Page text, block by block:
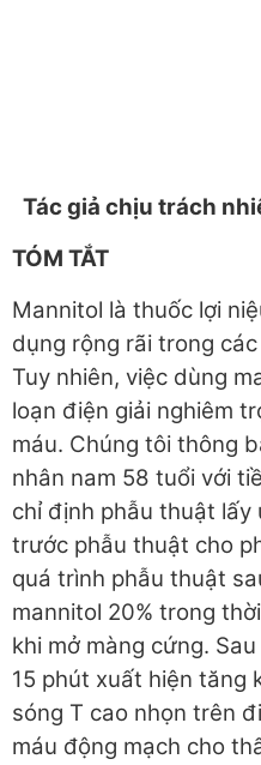
Tác giả chịu trách
TÓM TẮT
Mannitol là thuốc lợi
dụng rộng rãi trong
Tuy nhiên, việc dùng
loạn điện giải nghiêm
máu. Chúng tôi thông
nhân nam 58 tuổi với
chỉ định phẫu thuật lấy
trước phẫu thuật cho
quá trình phẫu thuật
mannitol 20% trong
khi mở màng cứng.
15 phút xuất hiện tăng
sóng T cao nhọn trên
máu động mạch cho